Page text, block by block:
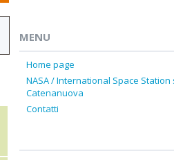
MENU
Home page
NASA / International Space Station
Catenanuova
Contatti